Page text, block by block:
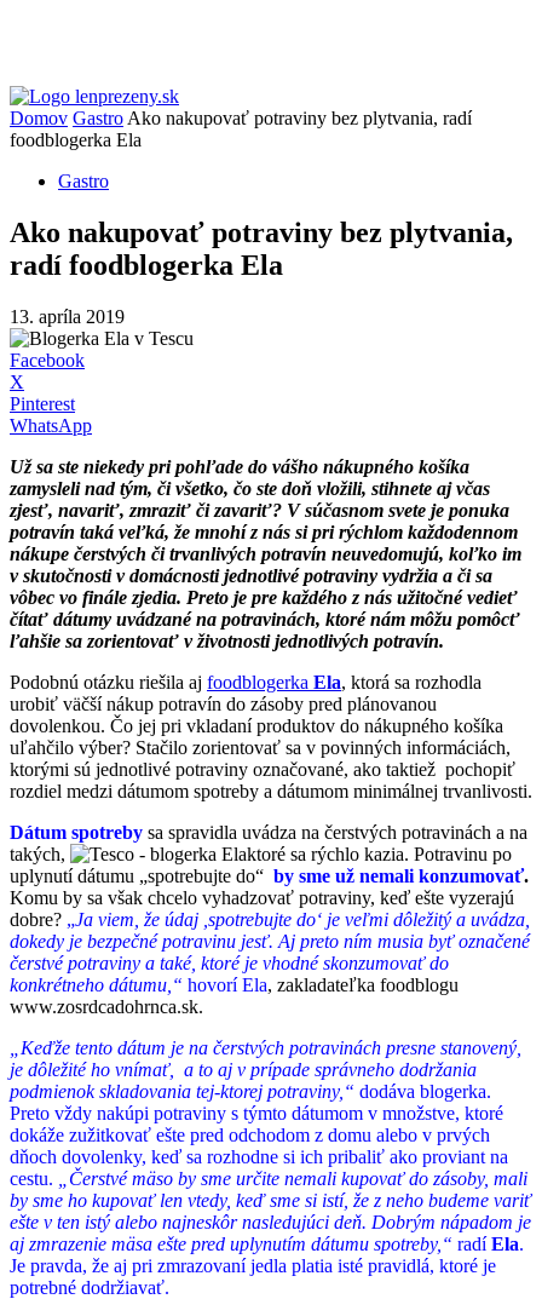
Domov Gastro Ako nakupovať potraviny bez plytvania, radí
foodblogerka Ela
Gastro
Ako nakupovať potraviny bez plytvania,
radí foodblogerka Ela
13. apríla 2019
Facebook
X
Pinterest
WhatsApp
Už sa ste niekedy pri pohľade do vášho nákupného košíka
zamysleli nad tým, či všetko, čo ste doň vložili, stihnete aj včas
zjesť, navariť, zmraziť či zavariť? V súčasnom svete je ponuka
potravín taká veľká, že mnohí z nás si pri rýchlom každodennom
nákupe čerstvých či trvanlivých potravín neuvedomujú, koľko im
v skutočnosti v domácnosti jednotlivé potraviny vydržia a či sa
vôbec vo finále zjedia. Preto je pre každého z nás užitočné vedieť
čítať dátumy uvádzané na potravinách, ktoré nám môžu pomôcť
ľahšie sa zorientovať v životnosti jednotlivých potravín.
Podobnú otázku riešila aj foodblogerka Ela, ktorá sa rozhodla
urobiť väčší nákup potravín do zásoby pred plánovanou
dovolenkou. Čo jej pri vkladaní produktov do nákupného košíka
uľahčilo výber? Stačilo zorientovať sa v povinných informáciách,
ktorými sú jednotlivé potraviny označované, ako taktiež pochopiť
rozdiel medzi dátumom spotreby a dátumom minimálnej trvanlivosti.
Dátum spotreby sa spravidla uvádza na čerstvých potravinách a na
takých,
ktoré sa rýchlo kazia. Potravinu po
uplynutí dátumu „spotrebujte do“ by sme už nemali konzumovať.
Komu by sa však chcelo vyhadzovať potraviny, keď ešte vyzerajú
dobre? „Ja viem, že údaj ,spotrebujte do‘ je veľmi dôležitý a uvádza,
dokedy je bezpečné potravinu jesť. Aj preto ním musia byť označené
čerstvé potraviny a také, ktoré je vhodné skonzumovať do
konkrétneho dátumu,“ hovorí Ela, zakladateľka foodblogu
www.zosrdcadohrnca.sk.
„Keďže tento dátum je na čerstvých potravinách presne stanovený,
je dôležité ho vnímať, a to aj v prípade správneho dodržania
podmienok skladovania tej-ktorej potraviny,“ dodáva blogerka.
Preto vždy nakúpi potraviny s týmto dátumom v množstve, ktoré
dokáže zužitkovať ešte pred odchodom z domu alebo v prvých
dňoch dovolenky, keď sa rozhodne si ich pribaliť ako proviant na
cestu.
„Čerstvé mäso by sme určite nemali kupovať do zásoby, mali
by sme ho kupovať len vtedy, keď sme si istí, že z neho budeme variť
ešte v ten istý alebo najneskôr nasledujúci deň. Dobrým nápadom je
aj zmrazenie mäsa ešte pred uplynutím dátumu spotreby,“ radíEla.
Je pravda, že aj pri zmrazovaní jedla platia isté pravidlá, ktoré je
potrebné dodržiavať.